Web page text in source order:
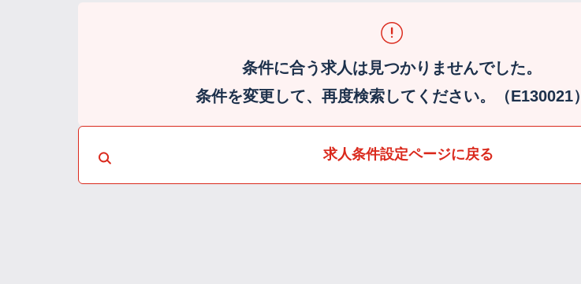
条件に合う求人は見つかりませんでした。
条件を変更して、再度検索してください。（E130021）
求人条件設定ページに戻る